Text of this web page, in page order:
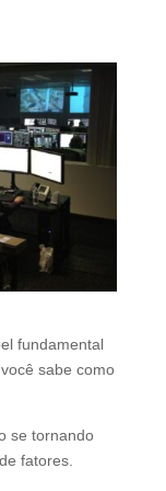
fundamental
sabe como
se tornando
fatores.